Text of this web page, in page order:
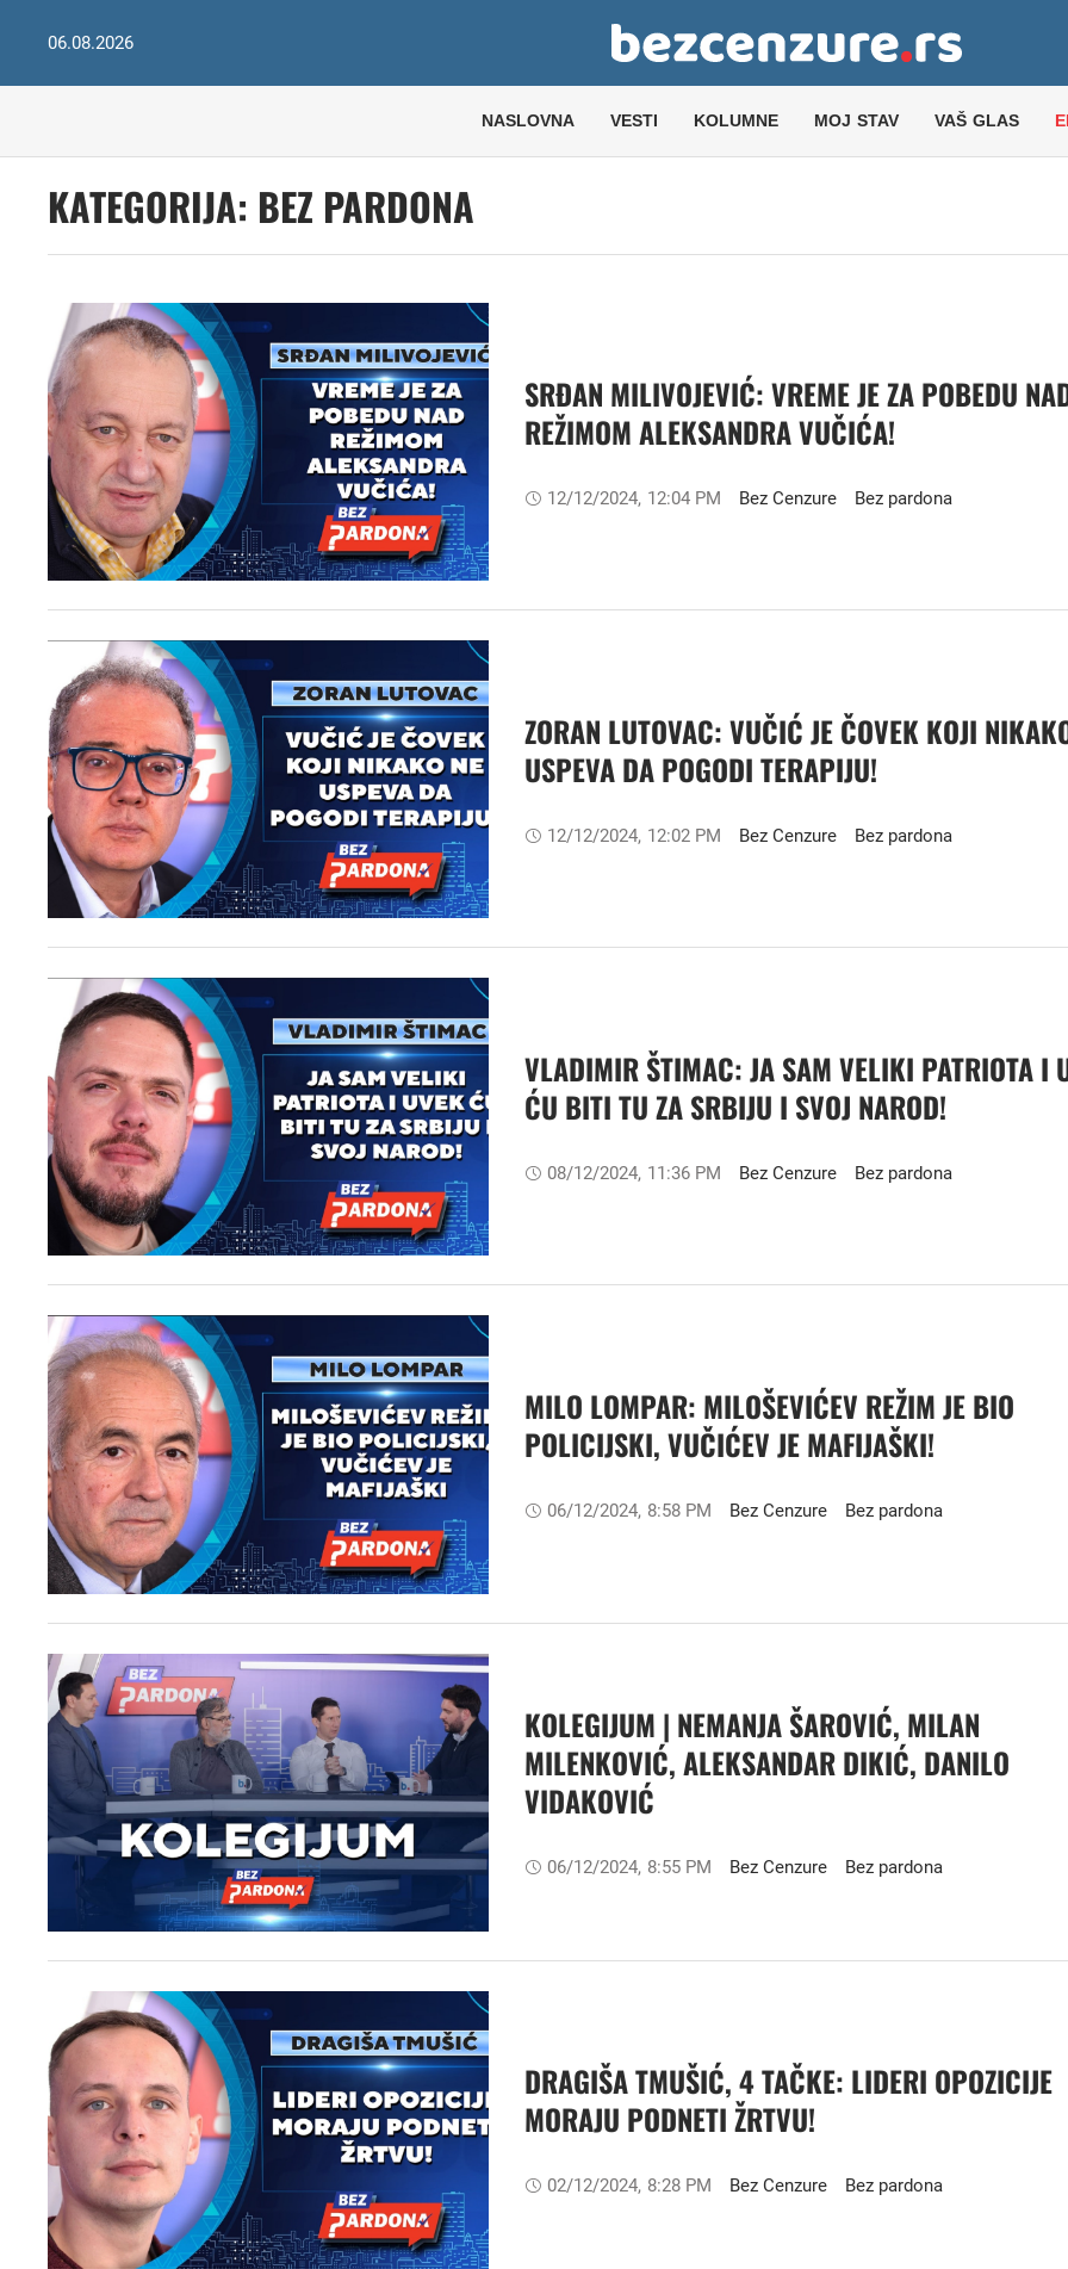
06.08.2026
NASLOVNA VESTI KOLUMNE MOJ STAV VAŠ GLAS
KATEGORIJA: BEZ PARDONA
SRĐAN MILIVOJEVIĆ: VREME JE ZA POBEDU
REŽIMOM ALEKSANDRA VUČIĆA!
12/12/2024, 12:04 PM Bez Cenzure Bez pardona
ZORAN LUTOVAC: VUČIĆ JE ČOVEK KOJI
USPEVA DA POGODI TERAPIJU!
12/12/2024, 12:02 PM Bez Cenzure Bez pardona
VLADIMIR ŠTIMAC: JA SAM VELIKI PATRIOTA I
ĆU BITI TU ZA SRBIJU I SVOJ NAROD!
08/12/2024, 11:36 PM Bez Cenzure Bez pardona
MILO LOMPAR: MILOŠEVIĆEV REŽIM JE BIO
POLICIJSKI, VUČIĆEV JE MAFIJAŠKI!
06/12/2024, 8:58 PM Bez Cenzure Bez pardona
KOLEGIJUM | NEMANJA ŠAROVIĆ, MILAN
MILENKOVIĆ, ALEKSANDAR DIKIĆ, DANILO
VIDAKOVIĆ
06/12/2024, 8:55 PM Bez Cenzure Bez pardona
DRAGIŠA TMUŠIĆ, 4 TAČKE: LIDERI OPOZICIJE
MORAJU PODNETI ŽRTVU!
02/12/2024, 8:28 PM Bez Cenzure Bez pardona